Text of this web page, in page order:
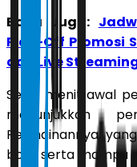
Baca Juga:
Play-Off Promosi
dan Live
Sejak menit awal
menunjukkan
Permainannya
bola, serta mampu